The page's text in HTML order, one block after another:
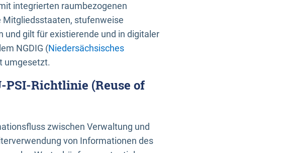
integrierten raumbezogenen
stufenweise
gilt für existierende und in digitaler
NGDIG (Niedersächsisches
umgesetzt.
PSI-Richtlinie (Reuse of
zwischen Verwaltung und
von Informationen des